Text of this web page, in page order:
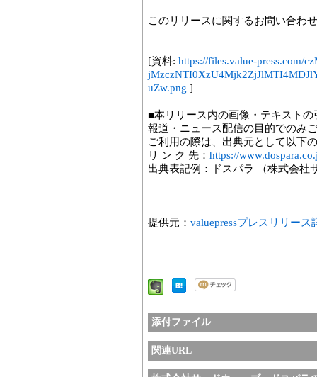
このリリースに関するお問い合わ
[資料: https://files.value-press.com/
uZw.png ]
■本リリース内の画像・テキスト
報道・ニュース配信の目的でのみ
ご利用の際は、出典元として以下
リ ン ク 先： https://
出典表記例：ドスパラ （株式会社
提供元： valuepressプレスリリース
添付ファイル
関連URL